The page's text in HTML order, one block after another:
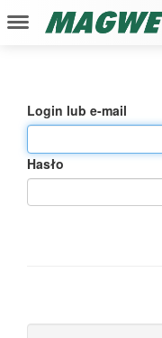
Login lub e-mail
Hasło